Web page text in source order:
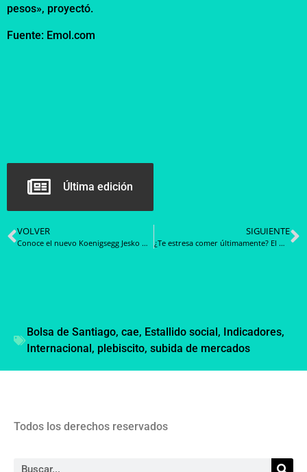
pesos», proyectó.
Fuente: Emol.com
Última edición
VOLVER
Conoce el nuevo Koenigsegg Jesko Hydra, un superauto encargado por un millonario estadounidense
SIGUIENTE
¿Te estresa comer últimamente? El medidor de hambre te puede ayudar
Bolsa de Santiago, cae, Estallido social, Indicadores,
Internacional, plebiscito, subida de mercados
Todos los derechos reservados